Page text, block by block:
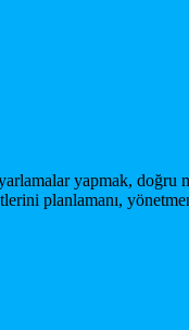
yapmak,
planlamanı,